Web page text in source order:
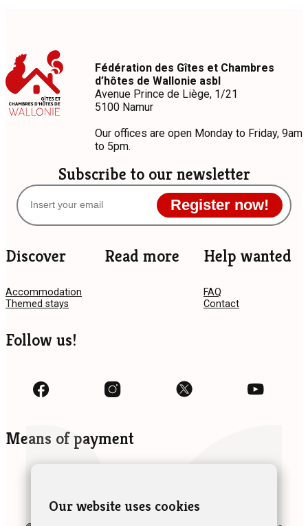
Subscribe to our newsletter
Register now!
Fédération des Gîtes et Chambres
d’hôtes de Wallonie asbl
Avenue Prince de Liège, 1/21
5100 Namur
Our offices are open Monday to Friday, 9am
to 5pm.
Discover
Accommodation
Themed stays
Read more Help wanted
FAQ
Contact
Follow us!
Means of payment
Our website uses cookies